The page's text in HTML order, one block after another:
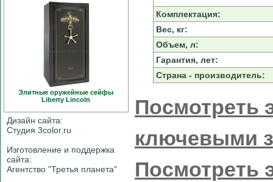
Элитные оружейные сейфы
Liberty Linсoln
Дизайн сайта:
Студия 3color.ru
Изготовление и поддержка
сайта:
Агентство "Третья планета"
Комплектация:
Вес, кг:
Объем, л:
Гарантия, лет:
Страна - производитель:
Посмотреть
ключевыми
Посмотреть